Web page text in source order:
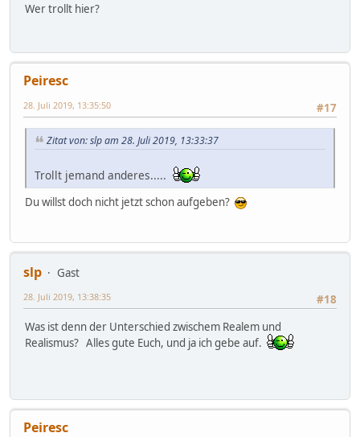
Wer trollt hier?
Peiresc
#17
28. Juli 2019, 13:35:50
Zitat von: slp am 28. Juli 2019, 13:33:37
Trollt jemand anderes.....
Du willst doch nicht jetzt schon aufgeben?
slp
Gast
#18
28. Juli 2019, 13:38:35
Was ist denn der Unterschied zwischem Realem und
Realismus? Alles gute Euch, und ja ich gebe auf.
Peiresc